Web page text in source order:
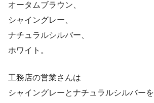
オータムブラウン、
シャイングレー、
ナチュラルシルバー、
ホワイト。
工務店の営業さんは
シャイングレーとナチュラルシルバーを